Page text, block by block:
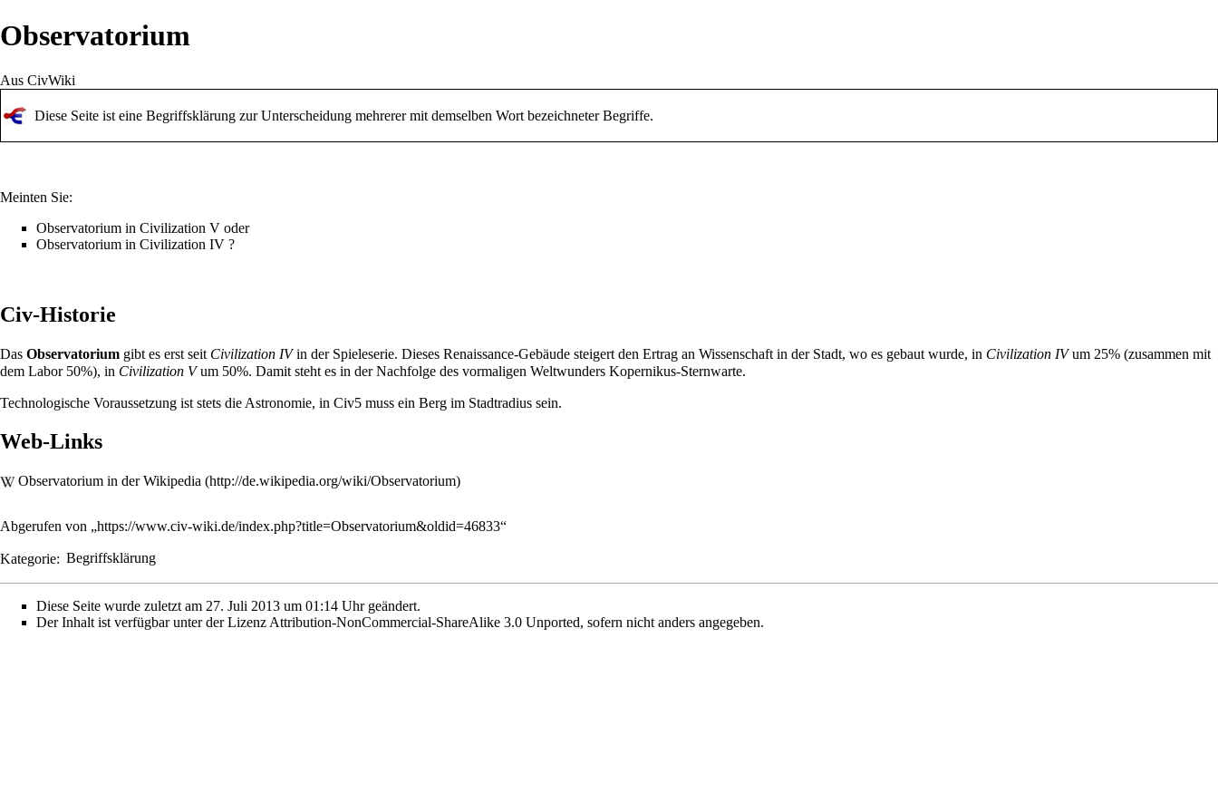
Observatorium
Aus CivWiki
Diese Seite ist eine Begriffsklärung zur Unterscheidung mehrerer mit demselben Wort bezeichneter Begriffe.
Meinten Sie:
Observatorium in Civilization V oder
Observatorium in Civilization IV ?
Civ-Historie
Das Observatorium gibt es erst seit Civilization IVin der Spieleserie. Dieses Renaissance-Gebäude steigert den Ertrag an Wissenschaft in der Stadt, wo es gebaut wurde, in Civilization IVum 25% (zusammen mit
dem Labor50%), in Civilization Vum 50%. Damit steht es in der Nachfolge des vormaligen Weltwunders Kopernikus-Sternwarte.
Technologische Voraussetzung ist stets die Astronomie, in Civ5 muss ein Berg im Stadtradius sein.
Web-Links
Observatorium in der Wikipedia
Abgerufen von „https://www.civ-wiki.de/index.php?title=Observatorium&oldid=46833“
Kategorie: Begriffsklärung
Diese Seite wurde zuletzt am 27. Juli 2013 um 01:14 Uhr geändert.
Der Inhalt ist verfügbar unter der Lizenz Attribution-NonCommercial-ShareAlike 3.0 Unported, sofern nicht anders angegeben.